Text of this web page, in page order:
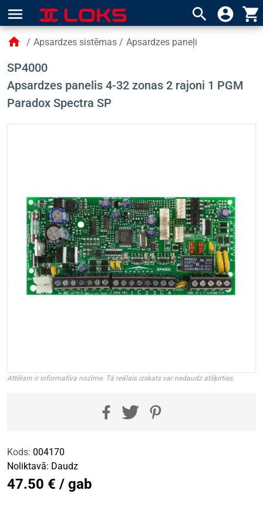
menu search account_circle shopping_cart
home / Apsardzes sistēmas / Apsardzes paneļi
SP4000
Apsardzes panelis 4-32 zonas 2 rajoni 1 PGM
Paradox Spectra SP
Attēlam ir informatīva nozīme. Tā reālais izskats var nedaudz atšķirties.
Kods: 004170
Noliktavā: Daudz
47.50 € / gab